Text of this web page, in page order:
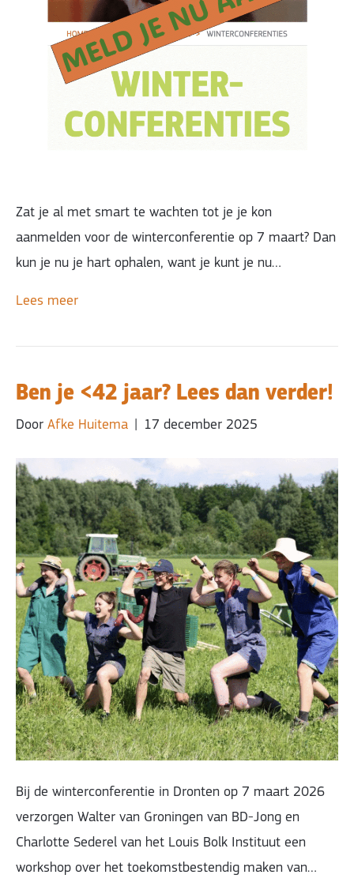
Zat je al met smart te wachten tot je je kon
aanmelden voor de winterconferentie op 7 maart? Dan
kun je nu je hart ophalen, want je kunt je nu…
Lees meer
Ben je <42 jaar? Lees dan verder!
Door Afke Huitema 17 december 2025
Bij de winterconferentie in Dronten op 7 maart 2026
verzorgen Walter van Groningen van BD-Jong en
Charlotte Sederel van het Louis Bolk Instituut een
workshop over het toekomstbestendig maken van…